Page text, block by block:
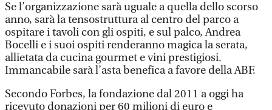
Se l’organizzazione sarà uguale a quella dello scorso
anno, sarà la tensostruttura al centro del parco a
ospitare i tavoli con gli ospiti, e sul palco, Andrea
Bocelli e i suoi ospiti renderanno magica la serata,
allietata da cucina gourmet e vini prestigiosi.
Immancabile sarà l’asta benefica a favore della ABF.
Secondo Forbes, la fondazione dal 2011 a oggi ha
ricevuto donazioni per 60 milioni di euro e